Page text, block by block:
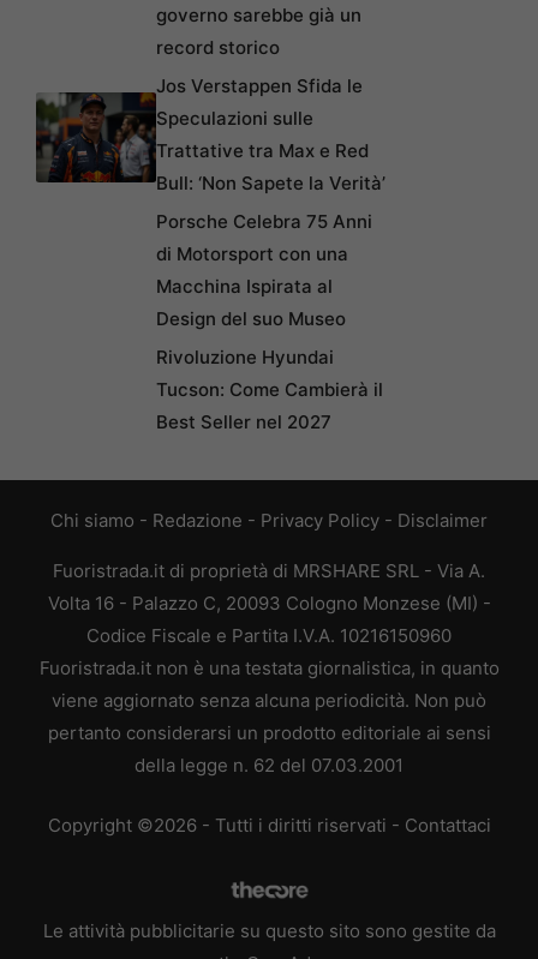
governo sarebbe già un
record storico
Jos Verstappen Sfida le
Speculazioni sulle
Trattative tra Max e Red
Bull: ‘Non Sapete la Verità’
Porsche Celebra 75 Anni
di Motorsport con una
Macchina Ispirata al
Design del suo Museo
Rivoluzione Hyundai
Tucson: Come Cambierà il
Best Seller nel 2027
Chi siamo - Redazione - Privacy Policy - Disclaimer
Fuoristrada.it di proprietà di MRSHARE SRL - Via A.
Volta 16 - Palazzo C, 20093 Cologno Monzese (MI) -
Codice Fiscale e Partita I.V.A. 10216150960
Fuoristrada.it non è una testata giornalistica, in quanto
viene aggiornato senza alcuna periodicità. Non può
pertanto considerarsi un prodotto editoriale ai sensi
della legge n. 62 del 07.03.2001
Copyright ©2026 - Tutti i diritti riservati - Contattaci
Le attività pubblicitarie su questo sito sono gestite da